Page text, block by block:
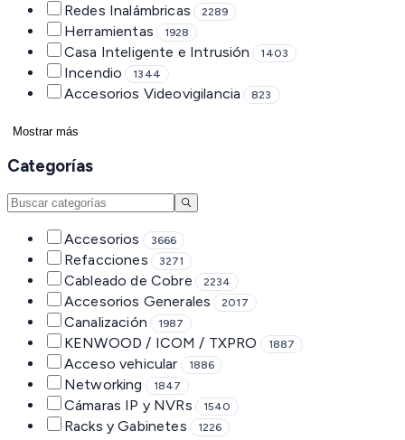
Redes Inalámbricas 2289
Herramientas 1928
Casa Inteligente e Intrusión 1403
Incendio 1344
Accesorios Videovigilancia 823
Mostrar más
Categorías
Accesorios 3666
Refacciones 3271
Cableado de Cobre 2234
Accesorios Generales 2017
Canalización 1987
KENWOOD / ICOM / TXPRO 1887
Acceso vehicular 1886
Networking 1847
Cámaras IP y NVRs 1540
Racks y Gabinetes 1226